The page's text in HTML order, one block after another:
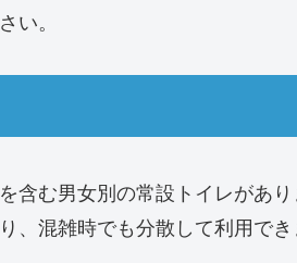
い。
含む男女別の常設トイレがあ
、混雑時でも分散して利用でき